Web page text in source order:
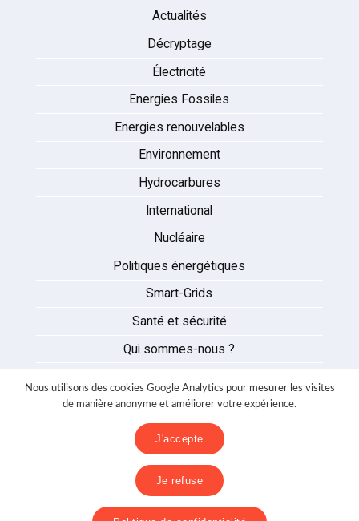
Actualités
Décryptage
Électricité
Energies Fossiles
Energies renouvelables
Environnement
Hydrocarbures
International
Nucléaire
Politiques énergétiques
Smart-Grids
Santé et sécurité
Qui sommes-nous ?
Partenaires
Nous contacter
Politique de confidentialité
Nous utilisons des cookies Google Analytics pour mesurer les visites
de manière anonyme et améliorer votre expérience.
J'accepte
Je refuse